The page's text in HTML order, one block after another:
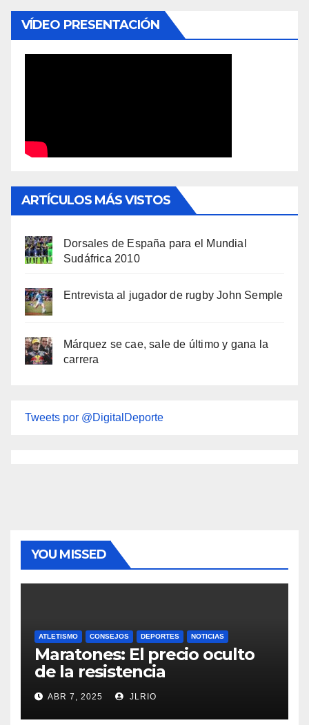
VÍDEO PRESENTACIÓN
ARTÍCULOS MÁS VISTOS
Dorsales de España para el Mundial
Sudáfrica 2010
Entrevista al jugador de rugby John Semple
Márquez se cae, sale de último y gana la
carrera
Tweets por @DigitalDeporte
YOU MISSED
ATLETISMO CONSEJOS DEPORTES NOTICIAS
Maratones: El precio oculto
de la resistencia
ABR 7, 2025 JLRIO